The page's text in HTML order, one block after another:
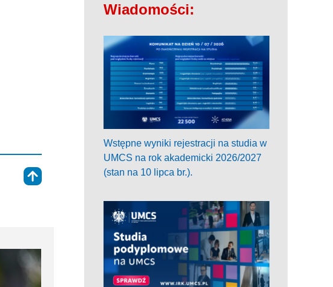
Wiadomości:
Wstępne wyniki rejestracji na studia w
UMCS na rok akademicki 2026/2027
(stan na 10 lipca br.).